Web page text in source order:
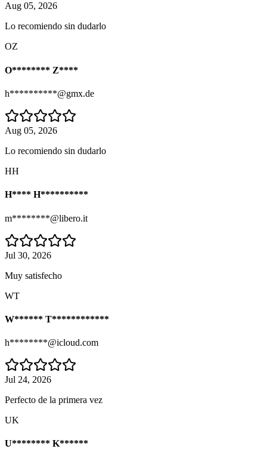
Aug 05, 2026
Lo recomiendo sin dudarlo
OZ
O******** Z****
h**********@gmx.de
Aug 05, 2026
Lo recomiendo sin dudarlo
HH
H**** H**********
m********@libero.it
Jul 30, 2026
Muy satisfecho
WT
W****** T************
h********@icloud.com
Jul 24, 2026
Perfecto de la primera vez
UK
U******** K******